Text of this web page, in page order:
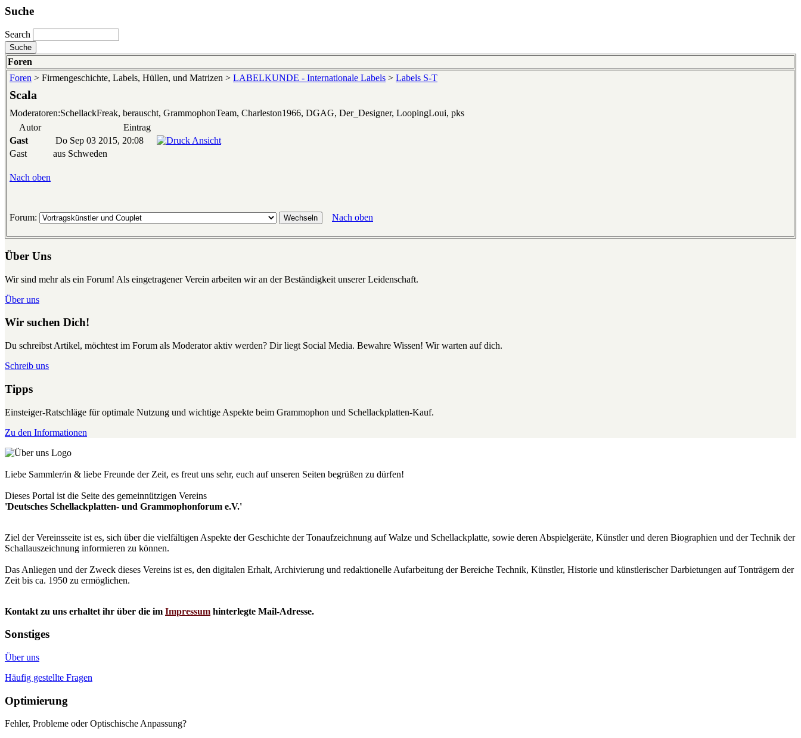
Suche
Search
Foren
Foren > Firmengeschichte, Labels, Hüllen, und Matrizen > LABELKUNDE - Internationale Labels > Labels S-T
Scala
Moderatoren:SchellackFreak, berauscht, GrammophonTeam, Charleston1966, DGAG, Der_Designer, LoopingLoui, pks
Autor
Eintrag
Gast
Do Sep 03 2015, 20:08
Gast
aus Schweden
Nach oben
Forum: Nach oben
Über Uns
Wir sind mehr als ein Forum! Als eingetragener Verein arbeiten wir an der Beständigkeit unserer Leidenschaft.
Über uns
Wir suchen Dich!
Du schreibst Artikel, möchtest im Forum als Moderator aktiv werden? Dir liegt Social Media. Bewahre Wissen! Wir warten auf dich.
Schreib uns
Tipps
Einsteiger-Ratschläge für optimale Nutzung und wichtige Aspekte beim Grammophon und Schellackplatten-Kauf.
Zu den Informationen
Liebe Sammler/in & liebe Freunde der Zeit, es freut uns sehr, euch auf unseren Seiten begrüßen zu dürfen!
Dieses Portal ist die Seite des gemeinnützigen Vereins
'Deutsches Schellackplatten- und Grammophonforum e.V.'
Ziel der Vereinsseite ist es, sich über die vielfältigen Aspekte der Geschichte der Tonaufzeichnung auf Walze und Schellackplatte, sowie deren Abspielgeräte, Künstler und deren Biographien und der Technik der
Schallauszeichnung informieren zu können.
Das Anliegen und der Zweck dieses Vereins ist es, den digitalen Erhalt, Archivierung und redaktionelle Aufarbeitung der Bereiche Technik, Künstler, Historie und künstlerischer Darbietungen auf Tonträgern der
Zeit bis ca. 1950 zu ermöglichen.
Kontakt zu uns erhaltet ihr über die im Impressum hinterlegte Mail-Adresse.
Sonstiges
Über uns
Häufig gestellte Fragen
Optimierung
Fehler, Probleme oder Optischische Anpassung?